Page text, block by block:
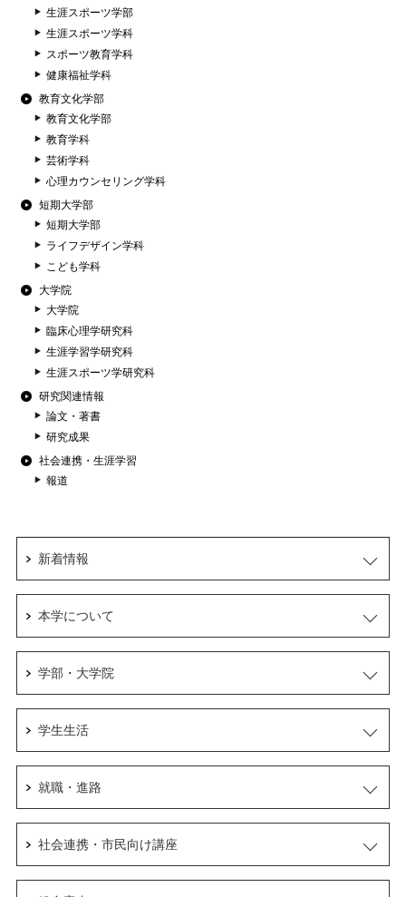
生涯スポーツ学部
生涯スポーツ学科
スポーツ教育学科
健康福祉学科
教育文化学部
教育文化学部
教育学科
芸術学科
心理カウンセリング学科
短期大学部
短期大学部
ライフデザイン学科
こども学科
大学院
大学院
臨床心理学研究科
生涯学習学研究科
生涯スポーツ学研究科
研究関連情報
論文・著書
研究成果
社会連携・生涯学習
報道
新着情報
本学について
学部・大学院
学生生活
就職・進路
社会連携・市民向け講座